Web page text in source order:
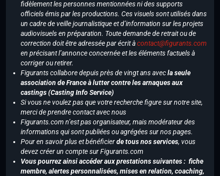
fidèlement les personnes mentionnées ni des supports
officiels émis par les productions. Ces visuels sont utilisés dans
un cadre de veille journalistique et d’information sur les projets
audiovisuels en préparation. Toute demande de retrait ou de
correction doit être adressée par écrit àcontact@figurants.com
en précisant l’annonce concernée et les éléments factuels à
corriger ou retirer.
Figurants collabore depuis près de vingt ans avecla seule
association de France à lutter contre les arnaques aux
castings (Casting Info Service)
Si vous ne voulez pas que votre recherche figure sur notre site,
merci de prendre contact avec nous
Figurants.com n’est pas organisateur, mais modérateur des
informations qui sont publiées ou agrégées sur nos pages.
Pour en savoir plus et bénéficierde tous nos services, vous
devez créer un compte sur Figurants.com
Vous pourrez ainsi accéder aux prestations suivantes : fiche
membre, alertes personnalisées, mises en relation, coaching,